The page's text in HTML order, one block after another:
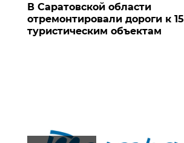
В Саратовской области
отремонтировали дороги к 15
туристическим объектам